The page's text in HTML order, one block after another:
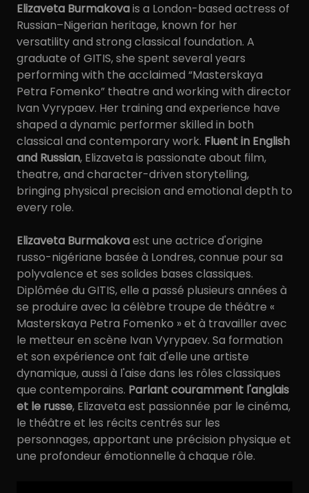
Elizaveta Burmakovais a London-based actress of
Russian–Nigerian heritage, known for her
versatility and strong classical foundation. A
graduate of GITIS, she spent several years
performing with the acclaimed “Masterskaya
Petra Fomenko” theatre and working with director
Ivan Vyrypaev. Her training and experience have
shaped a dynamic performer skilled in both
classical and contemporary work. Fluent in English
and Russian, Elizaveta is passionate about film,
theatre, and character-driven storytelling,
bringing physical precision and emotional depth to
every role.
Elizaveta Burmakovaest une actrice d'origine
russo-nigériane basée à Londres, connue pour sa
polyvalence et ses solides bases classiques.
Diplômée du GITIS, elle a passé plusieurs années à
se produire avec la célèbre troupe de théâtre «
Masterskaya Petra Fomenko » et à travailler avec
le metteur en scène Ivan Vyrypaev. Sa formation
et son expérience ont fait d'elle une artiste
dynamique, aussi à l'aise dans les rôles classiques
que contemporains. Parlant couramment l'anglais
et le russe, Elizaveta est passionnée par le cinéma,
le théâtre et les récits centrés sur les
personnages, apportant une précision physique et
une profondeur émotionnelle à chaque rôle.